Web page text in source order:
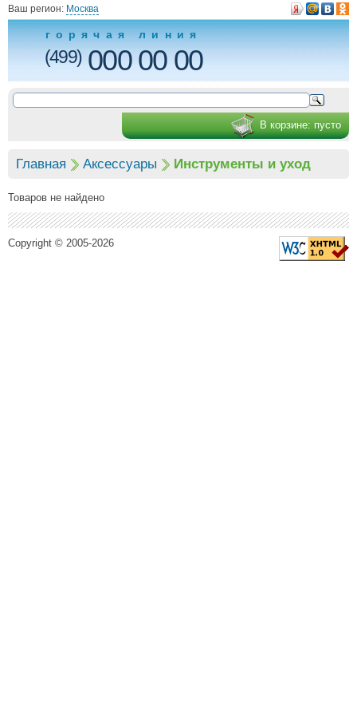
Ваш регион: Москва
горячая линия
(499)000 00 00
В корзине: пусто
Главная Аксессуары Инструменты и уход
Товаров не найдено
Copyright © 2005-2026